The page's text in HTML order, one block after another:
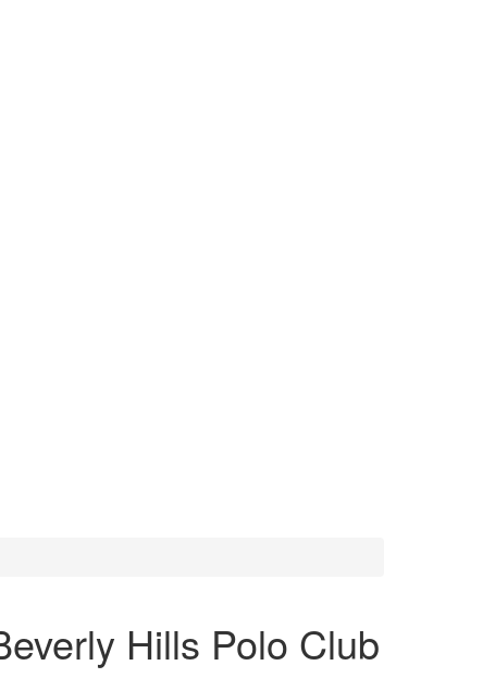
Hills Polo Club